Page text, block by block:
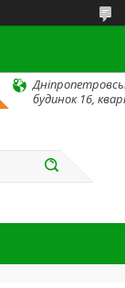
будинок 16,